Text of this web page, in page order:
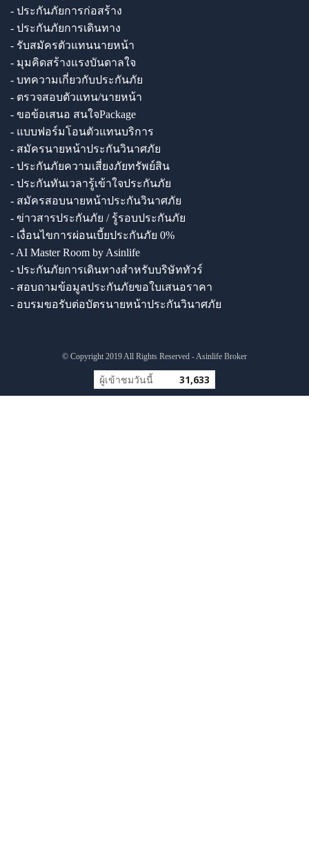
- ประกันภัยการก่อสร้าง
- ประกันภัยการเดินทาง
- รับสมัครตัวแทนนายหน้า
- มุมคิดสร้างแรงบันดาลใจ
- บทความเกี่ยวกับประกันภัย
- ตรวจสอบตัวแทน/นายหน้า
- ขอข้อเสนอ สนใจPackage
- แบบฟอร์มโอนตัวแทนบริการ
- สมัครนายหน้าประกันวินาศภัย
- ประกันภัยความเสี่ยงภัยทรัพย์สิน
- ประกันทันเวลารู้เข้าใจประกันภัย
- สมัครสอบนายหน้าประกันวินาศภัย
- ข่าวสารประกันภัย / รู้รอบประกันภัย
- เงื่อนไขการผ่อนเบี้ยประกันภัย 0%
- AI Master Room by Asinlife
- ประกันภัยการเดินทางสำหรับบริษัททัวร์
- สอบถามข้อมูลประกันภัยขอใบเสนอราคา
- อบรมขอรับต่อบัตรนายหน้าประกันวินาศภัย
© Copyright 2019 All Rights Reserved - Asinlife Broker
ผู้เข้าชมวันนี้ 31,633